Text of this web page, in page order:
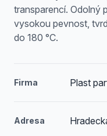
transparencí. Odolný
vysokou pevnost,
do 180 °C.
Firma Plast
Adresa